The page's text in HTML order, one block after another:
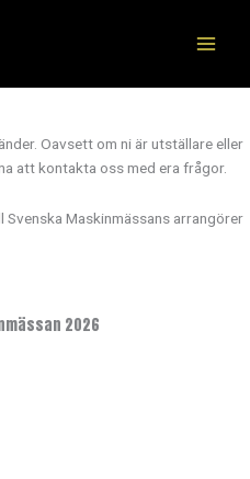
Oavsett om ni är utställare eller
att kontakta oss med era frågor.
Maskinmässans arrangörer
2026